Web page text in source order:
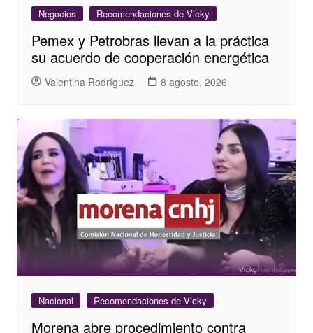
Negocios Recomendaciones de Vicky
Pemex y Petrobras llevan a la práctica
su acuerdo de cooperación energética
Valentina Rodríguez 8 agosto, 2026
Nacional Recomendaciones de Vicky
Morena abre procedimiento contra